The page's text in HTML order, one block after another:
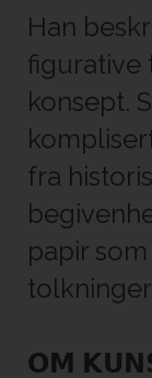
Han
figurative
konsept.
fra
papir
𝗢𝗠